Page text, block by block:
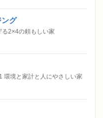
ング
2×4の頼もしい家
環境と家計と人にやさしい家